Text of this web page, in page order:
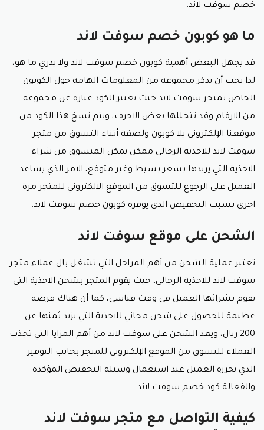
خصم سوفت لاند.
ما هو كوبون خصم سوفت لاند
قد يجهل البعض أهمية كوبون خصم سوفت لاند ولا يدري ما هو،
لذا يجب أن نذكر مجموعة من المعلومات الهامة حول الكوبون
الخاص بمتجر سوفت لاند حيث يعتبر الكود عبارة عن مجموعة
من الارقام وقد تتخللها بعض الاحرف، ويتم نسخ هذا الكود من
موقعنا الإلكتروني يلا كوبون ولصقة أثناء التسوق من متجر
سوفت لاند للاحذية الرجالي ممكن يمكن المتسوق من شراء
الاحذية التي يريدها بسعر بسيط وغير متوقع، الامر الذي يساعد
العميل على الرجوع للتسوق من الموقع الالكتروني للمتجر مرة
اخرى بسبب التخفيض الذي يوفره كوبون خصم سوفت لاند.
الشحن على موقع سوفت لاند
تعتبر عملية الشحن من أهم المراحل التي تشغل بال عملاء متجر
سوفت لاند للاحذية الرجالي، حيث يقوم المتجر بشحن الاحذية التي
يقوم بشرائها العميل في وقت قياسي، كما أن هناك فرصة
عظيمة للحصول على شحن مجاني للاحذية التي يزيد ثمنها عن
200 ريال، ويعد الشحن على سوفت لاند من أهم المزايا التي تجذب
العملاء للتسوق من الموقع الإلكتروني للمتجر بجانب التوفير
الذي يحرزه العميل عند استعمال وسيلة التخفيض المؤكدة
والفعالة كود خصم سوفت لاند.
كيفية التواصل مع متجر سوفت لاند